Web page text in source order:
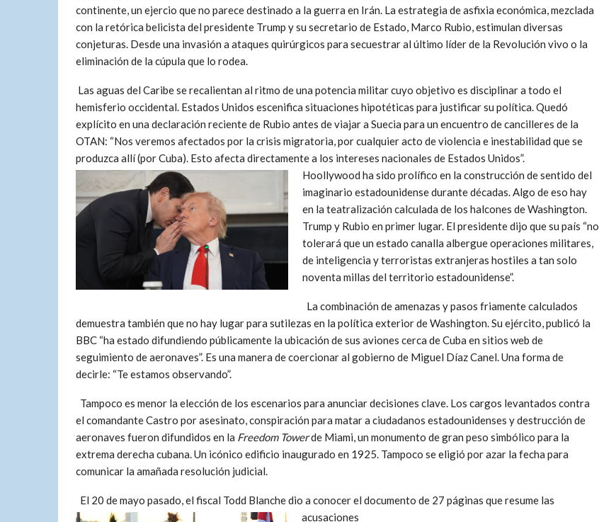
continente, un ejercio que no parece destinado a la guerra en Irán. La estrategia de asfixia económica, mezclada
con la retórica belicista del presidente Trump y su secretario de Estado, Marco Rubio, estimulan diversas
conjeturas. Desde una invasión a ataques quirúrgicos para secuestrar al último líder de la Revolución vivo o la
eliminación de la cúpula que lo rodea.
Las aguas del Caribe se recalientan al ritmo de una potencia militar cuyo objetivo es disciplinar a todo el
hemisferio occidental. Estados Unidos escenifica situaciones hipotéticas para justificar su política. Quedó
explícito en una declaración reciente de Rubio antes de viajar a Suecia para un encuentro de cancilleres de la
OTAN: “Nos veremos afectados por la crisis migratoria, por cualquier acto de violencia e inestabilidad que se
produzca allí (por Cuba). Esto afecta directamente a los intereses nacionales de Estados Unidos”.
Hoollywood ha sido prolífico en la construcción de sentido del
imaginario estadounidense durante décadas. Algo de eso hay
en la teatralización calculada de los halcones de Washington.
Trump y Rubio en primer lugar. El presidente dijo que su país “no
tolerará que un estado canalla albergue operaciones militares,
de inteligencia y terroristas extranjeras hostiles a tan solo
noventa millas del territorio estadounidense”.
La combinación de amenazas y pasos friamente calculados
demuestra también que no hay lugar para sutilezas en la política exterior de Washington. Su ejército, publicó la
BBC “ha estado difundiendo públicamente la ubicación de sus aviones cerca de Cuba en sitios web de
seguimiento de aeronaves”. Es una manera de coercionar al gobierno de Miguel Díaz Canel. Una forma de
decirle: “Te estamos observando”.
Tampoco es menor la elección de los escenarios para anunciar decisiones clave. Los cargos levantados contra
el comandante Castro por asesinato, conspiración para matar a ciudadanos estadounidenses y destrucción de
aeronaves fueron difundidos en la Freedom Towerde Miami, un monumento de gran peso simbólico para la
extrema derecha cubana. Un icónico edificio inaugurado en 1925. Tampoco se eligió por azar la fecha para
comunicar la amañada resolución judicial.
El 20 de mayo pasado, el fiscal Todd Blanche dio a conocer el documento de 27 páginas que resume las
acusaciones